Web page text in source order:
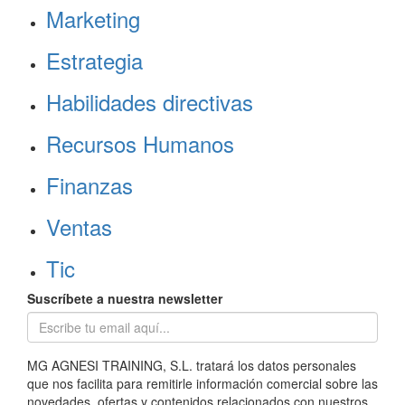
Marketing
Estrategia
Habilidades directivas
Recursos Humanos
Finanzas
Ventas
Tic
Suscríbete a nuestra newsletter
MG AGNESI TRAINING, S.L. tratará los datos personales
que nos facilita para remitirle información comercial sobre las